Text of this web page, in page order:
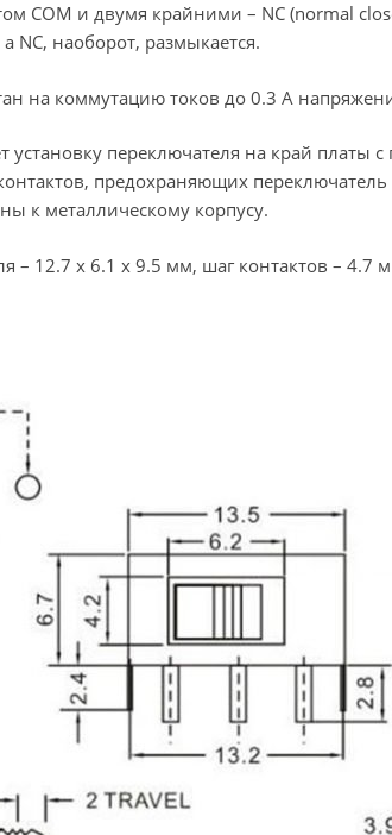
COM и двумя крайними – NC (normal
NC, наоборот, размыкается.
на коммутацию токов до 0.3 А
установку переключателя на край платы
предохраняющих
к металлическому корпусу.
– 12.7 x 6.1 x 9.5 мм, шаг контактов – 4.7